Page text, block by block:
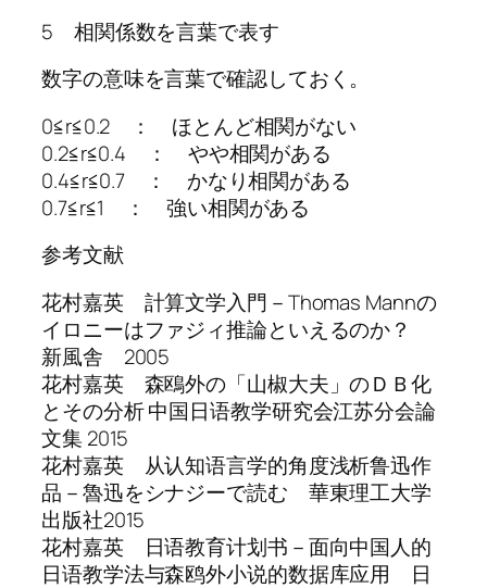
5 相関係数を言葉で表す
数字の意味を言葉で確認しておく。
0≦r≦0.2 ： ほとんど相関がない
0.2≦r≦0.4 ： やや相関がある
0.4≦r≦0.7 ： かなり相関がある
0.7≦r≦1 ： 強い相関がある
参考文献
花村嘉英 計算文学入門－Thomas Mannの
イロニーはファジィ推論といえるのか？
新風舎 2005
花村嘉英 森鴎外の「山椒大夫」のＤＢ化
とその分析 中国日语教学研究会江苏分会論
文集 2015
花村嘉英 从认知语言学的角度浅析鲁迅作
品－魯迅をシナジーで読む 華東理工大学
出版社2015
花村嘉英 日语教育计划书－面向中国人的
日语教学法与森鸥外小说的数据库应用 日